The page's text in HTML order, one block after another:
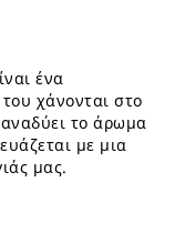
ένα
χάνονται στο
το άρωμα
με μια
μας.